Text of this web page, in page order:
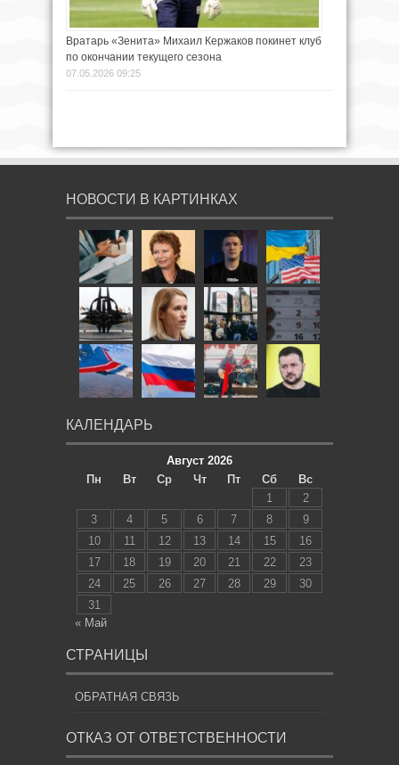
Вратарь «Зенита» Михаил Кержаков покинет клуб
по окончании текущего сезона
07.05.2026 09:25
НОВОСТИ В КАРТИНКАХ
КАЛЕНДАРЬ
Август 2026
Пн
Вт Ср Чт Пт Сб
Вс
1
2
3
4 5 6 7 8
9
10
11 12 13 14 15
16
17
18 19 20 21 22
23
24
25 26 27 28 29
30
31
« Май
СТРАНИЦЫ
ОБРАТНАЯ СВЯЗЬ
ОТКАЗ ОТ ОТВЕТСТВЕННОСТИ